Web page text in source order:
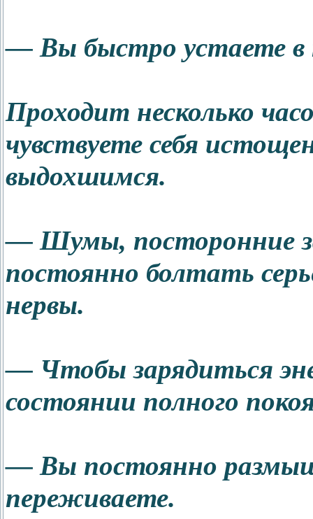
— Вы быстро устаете в
Проходит несколько
чувствуете себя
выдохшимся.
— Шумы, посторонние
постоянно болтать
нервы.
— Чтобы зарядиться
состоянии полного
— Вы постоянно
переживаете.